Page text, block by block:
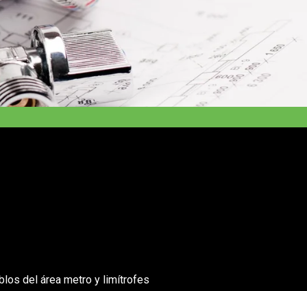
del área metro y limítrofes